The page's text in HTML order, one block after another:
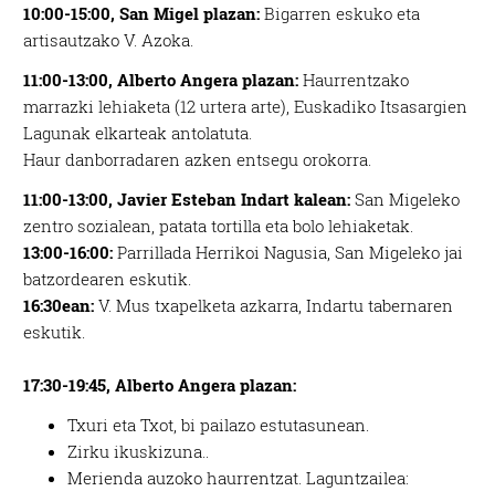
10:00-15:00, San Migel plazan: Bigarren eskuko eta
artisautzako V. Azoka.
11:00-13:00, Alberto Angera plazan: Haurrentzako
marrazki lehiaketa (12 urtera arte), Euskadiko Itsasargien
Lagunak elkarteak antolatuta.
Haur danborradaren azken entsegu orokorra.
11:00-13:00, Javier Esteban Indart kalean:San Migeleko
zentro sozialean, patata tortilla eta bolo lehiaketak.
13:00-16:00:Parrillada Herrikoi Nagusia, San Migeleko jai
batzordearen eskutik.
16:30ean:V. Mus txapelketa azkarra, Indartu tabernaren
eskutik.
17:30-19:45, Alberto Angera plazan:
Txuri eta Txot, bi pailazo estutasunean.
Zirku ikuskizuna..
Merienda auzoko haurrentzat. Laguntzailea: